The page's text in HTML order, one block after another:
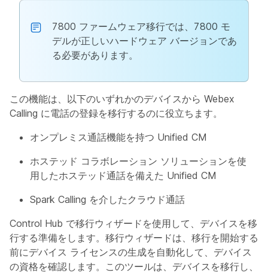
7800 ファームウェア移行では、7800 モ
デルが正しいハードウェア バージョンであ
る必要があります。
この機能は、以下のいずれかのデバイスから Webex
Calling に電話の登録を移行するのに役立ちます。
オンプレミス通話機能を持つ Unified CM
ホステッド コラボレーション ソリューションを使
用したホステッド通話を備えた Unified CM
Spark Calling を介したクラウド通話
Control Hub で移行ウィザードを使用して、デバイスを移
行する準備をします。移行ウィザードは、移行を開始する
前にデバイス ライセンスの生成を自動化して、デバイス
の資格を確認します。このツールは、デバイスを移行し、